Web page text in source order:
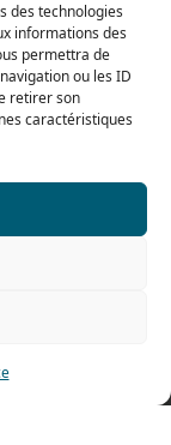
des technologies
informations des
permettra de
ou les ID
retirer son
caractéristiques